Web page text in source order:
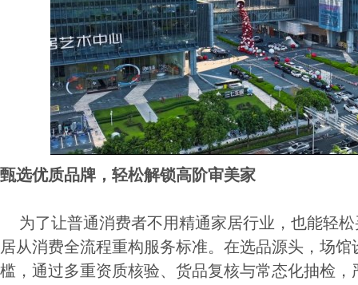
甄选优质品牌，轻松解锁高阶审美家
为了让普通消费者不用精通家居行业，也能轻
居从消费全流程重构服务标准。在选品源头，场
槛，通过多重资质核验、货品复核与常态化抽检